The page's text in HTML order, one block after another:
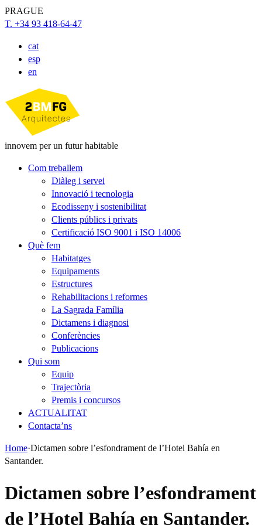
PRAGUE
T. +34 93 418-64-47
cat
esp
en
innovem per un futur habitable
Com treballem
Diàleg i servei
Innovació i tecnologia
Ecodisseny i sostenibilitat
Clients públics i privats
Certificació ISO 9001 i ISO 14006
Què fem
Habitatges
Equipaments
Estructures
Rehabilitacions i reformes
La Sagrada Família
Dictamens i diagnosi
Conferències
Publicacions
Qui som
Equip
Trajectòria
Premis i concursos
ACTUALITAT
Contacta’ns
Home·Dictamen sobre l’esfondrament de l’Hotel Bahía en
Santander.
Dictamen sobre l’esfondrament
de l’Hotel Bahía en Santander.